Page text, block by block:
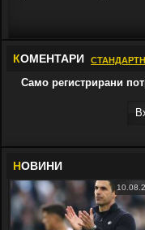
КОМЕНТАРИ
Само регистрирани
НОВИНИ